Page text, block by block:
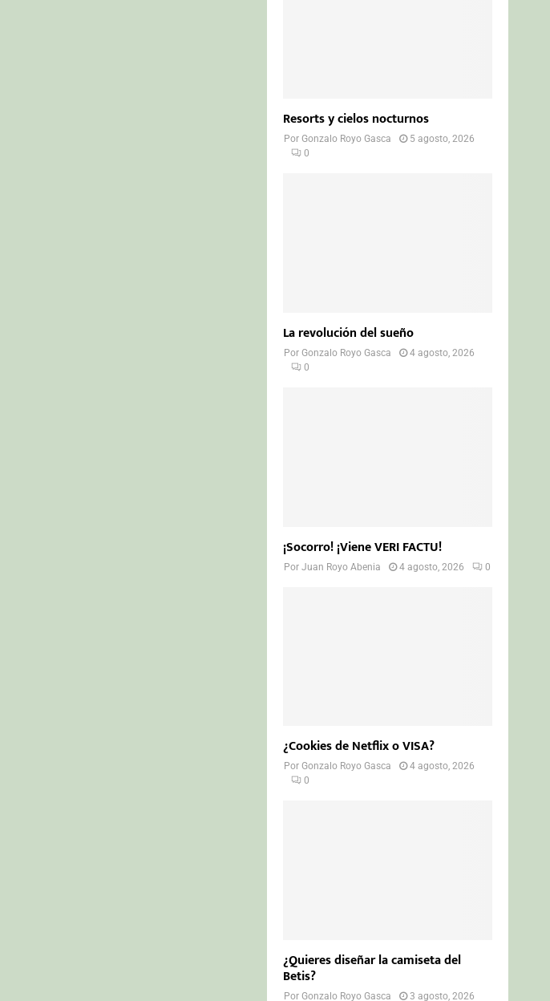
Resorts y cielos nocturnos
PorGonzalo Royo Gasca
5 agosto, 2026
0
La revolución del sueño
PorGonzalo Royo Gasca
4 agosto, 2026
0
¡Socorro! ¡Viene VERI FACTU!
PorJuan Royo Abenia 4 agosto, 2026 0
¿Cookies de Netflix o VISA?
PorGonzalo Royo Gasca
4 agosto, 2026
0
¿Quieres diseñar la camiseta del
Betis?
PorGonzalo Royo Gasca 3 agosto, 2026